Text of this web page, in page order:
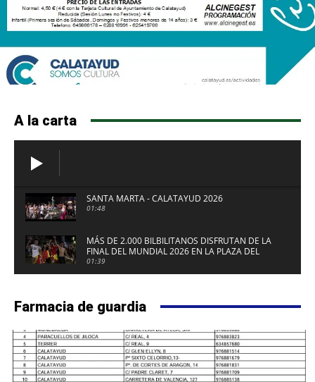
A la carta
SANTA MARTA - CALATAYUD 2026
01:48
MÁS DE 2.000 BILBILITANOS DISFRUTAN DE LA
FINAL DEL MUNDIAL 2026 EN LA PLAZA DEL
FUERTE DE CALATAYUD
01:39
Farmacia de guardia